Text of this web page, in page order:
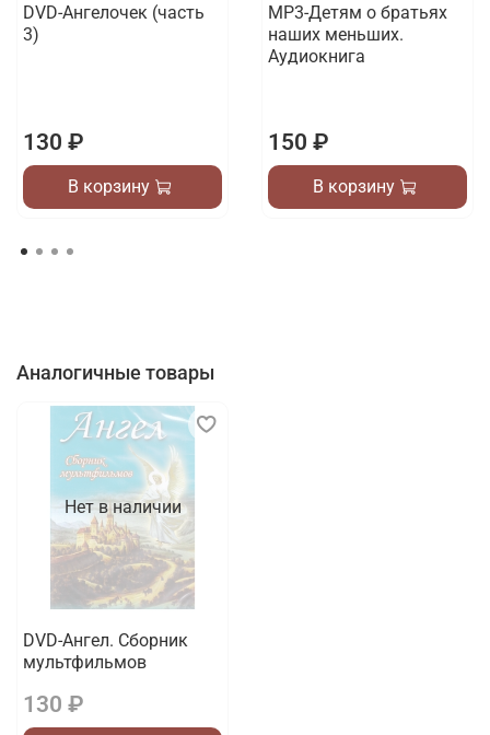
DVD-Ангелочек (часть
3)
130 ₽
В корзину
МР3-Детям о братьях
наших меньших.
Аудиокнига
150 ₽
В корзину
Аналогичные товары
Нет в наличии
DVD-Ангел. Сборник
мультфильмов
130 ₽